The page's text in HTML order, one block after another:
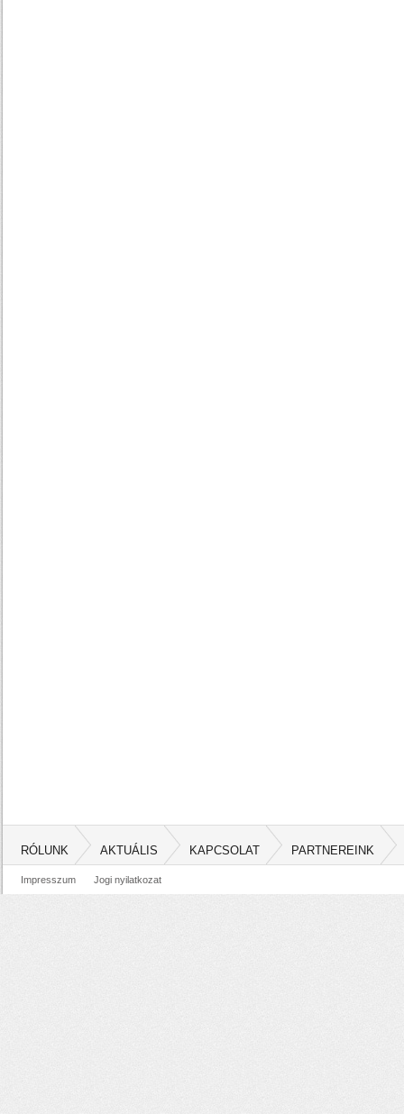
RÓLUNK AKTUÁLIS KAPCSOLAT PARTNEREINK
Impresszum Jogi nyilatkozat